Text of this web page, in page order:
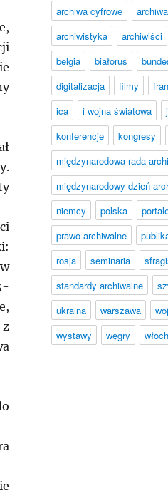
z
archiwa cyfrowe
archiwistyka
archiwiści
belgia
białoruś
digitalizacja
filmy
ica
i wojna światowa
konferencje
kongresy
międzynarodowa rada
międzynarodowy dzień
niemcy
polska
prawo archiwalne
rosja
seminaria
standardy archiwalne
ukraina
warszawa
wystawy
węgry